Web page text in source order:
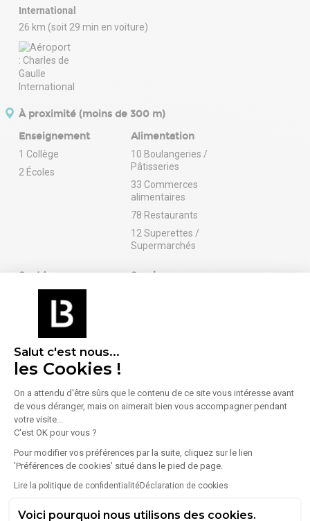
Salut c'est nous...
les Cookies !
On a attendu d'être sûrs que le contenu de ce site vous intéresse avant
de vous déranger, mais on aimerait bien vous accompagner pendant
votre visite...
C'est OK pour vous ?
Pour modifier vos préférences par la suite, cliquez sur le lien
'Préférences de cookies' situé dans le pied de page.
Lire la politique de confidentialitéDéclaration de cookies
Voici pourquoi nous utilisons des cookies.
International
26 km (soit 29 min en voiture)
À proximité (moins de 300 m)
Enseignement
1 Collège
2 Écoles
Alimentation
10 Boulangeries /
Pâtisseries
33 Commerces
alimentaires
78 Restaurants
12 Superettes /
Supermarchés
Santé
Parapharmacies
Services
Sport
5 Salles de sport /
Fitness
Énergie
Diagnostic de performance énergétique (DPE)